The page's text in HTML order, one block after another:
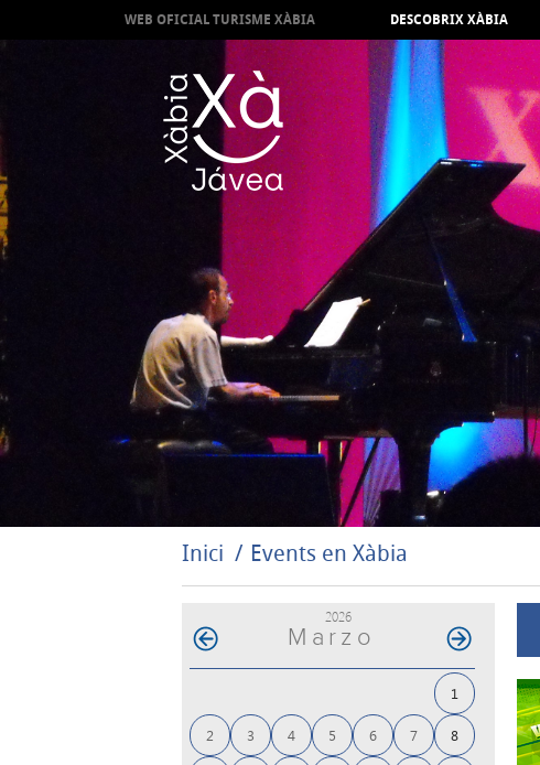
WEB OFICIAL TURISME XÀBIA DESCOBRIX XÀBIA
Inici Events en Xàbia
2026
Marzo
1
2 3 4 5 6 7 8